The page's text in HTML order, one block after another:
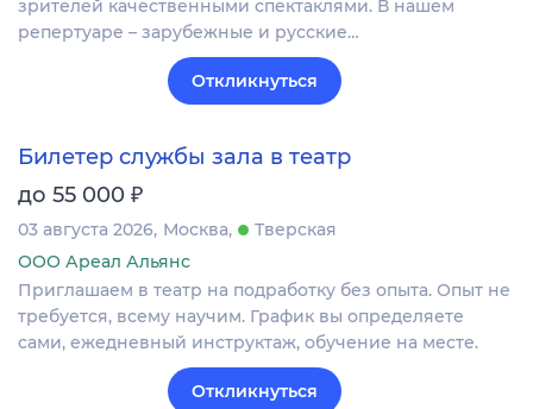
зрителей качественными спектаклями. В нашем
репертуаре – зарубежные и русские…
Откликнуться
Билетер службы зала в театр
до 55 000 ₽
03 августа 2026 Москва
Тверская
ООО Ареал Альянс
Приглашаем в театр на подработку без опыта. Опыт не
требуется, всему научим. График вы определяете
сами, ежедневный инструктаж, обучение на месте.
Откликнуться